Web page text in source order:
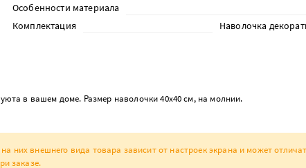
Особенности материала
Комплектация
Наволочка
в вашем доме. Размер наволочки 40х40 см, на молнии.
внешнего вида товара зависит от настроек экрана и может
заказе.